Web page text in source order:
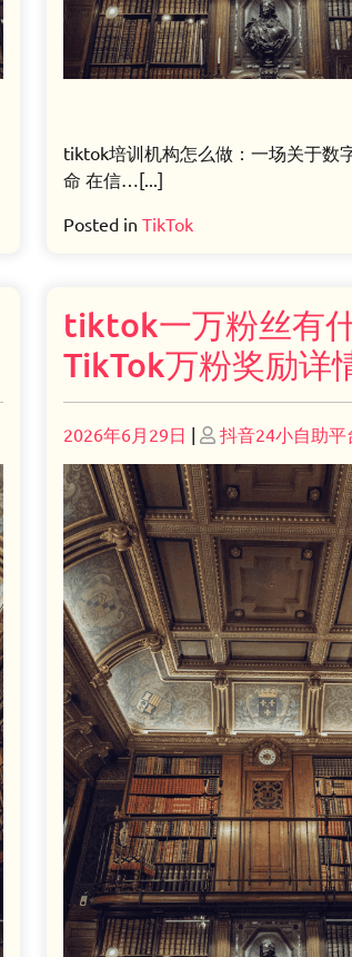
tiktok培训机构怎么做：一场关于数
命 在信…[...]
Posted in TikTok
tiktok一万粉丝有
TikTok万粉奖励详
Posted
on
2026年6月29日 | Posted
on
抖音24小自助平